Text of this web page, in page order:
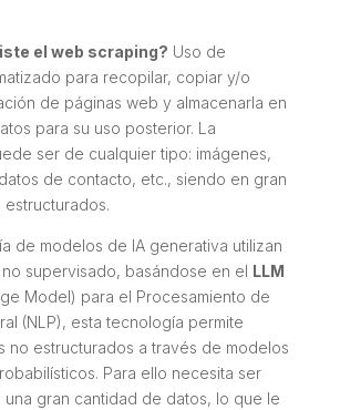
el web scraping? Uso de
para recopilar, copiar y/o
de páginas web y almacenarla en
para su uso posterior. La
ser de cualquier tipo: imágenes,
de contacto, etc., siendo en gran
de modelos de IA generativa utilizan
no supervisado, basándose en el LLM
Model) para el Procesamiento de
(NLP), esta tecnología permite
no estructurados a través de modelos
Para ello necesita ser
una gran cantidad de datos, lo que le